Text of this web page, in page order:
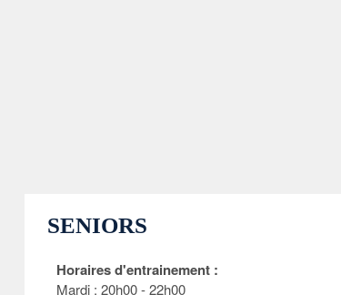
SENIORS
Horaires d'entrainement :
Mardi : 20h00 - 22h00